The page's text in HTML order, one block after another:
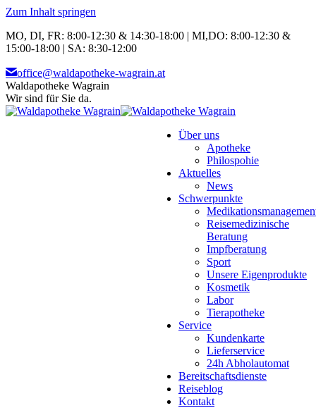
Zum Inhalt springen
MO, DI, FR: 8:00-12:30 & 14:30-18:00 | MI,DO: 8:00-12:30 &
15:00-18:00 | SA: 8:30-12:00
office@waldapotheke-wagrain.at
Waldapotheke Wagrain
Wir sind für Sie da.
Über uns
Apotheke
Philospohie
Aktuelles
News
Schwerpunkte
Reisemedizinische
Beratung
Impfberatung
Sport
Unsere Eigenprodukte
Kosmetik
Labor
Tierapotheke
Service
Kundenkarte
Lieferservice
24h Abholautomat
Bereitschaftsdienste
Reiseblog
Kontakt